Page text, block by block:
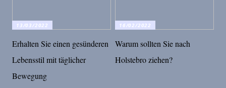
13/03/2022
Erhalten Sie einen gesünderen
Lebensstil mit täglicher
Bewegung
16/02/2022
Warum sollten Sie nach
Holstebro ziehen?